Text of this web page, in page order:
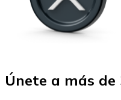
Únete a más de